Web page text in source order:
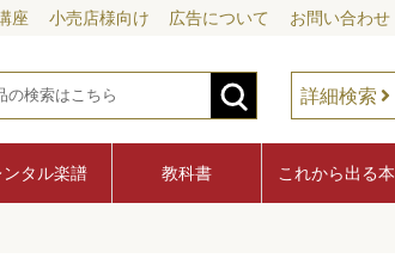
座 小売店様向け 広告について お問い合わせ
詳細検索
ンタル楽譜 教科書 これから出る本